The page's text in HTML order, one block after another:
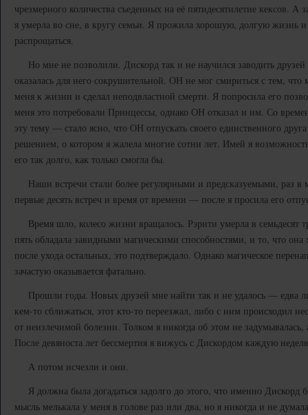
чрезмерного количества съеденных на её пятидесятилетие кексов. А
я умерла во сне, в кругу семьи. Я прожила хорошую, долгую жизнь и
распрощаться.
Но мне не позволили. Дискорд так и не научился заводить друзей
оказалась для него сокрушительной. ОН не мог смириться с тем,
меня к жизни и сделал неподвластной смерти. Я попросила его
меня это потребовали Принцессы, однако ОН отказал и им. Со
эту тему — стало ясно, что ОН отпускать своего единственного
решением, о котором я жалела многие сотни лет. Имей я
его так долго, как только смогла бы.
Наши встречи стали более регулярными и предсказуемыми, раз в
первые десять встреч и время от времени — после я просила его
Время шло, колесо жизни вращалось. Рэрити умерла в семьдесят
пять обладала завидными магическими способностями, и то, что она
после ухода остальных, это подтверждало. Однако магическое
зачастую оказывается фатально.
Прошли годы. Новых друзей мне найти так и не удалось — едва ли
кем-то сближаться, этот кто-то переезжал, либо с ним происходил
от неизлечимой болезни. Толком я никогда об этом не задумывалась,
После девяноста лет бессмертия я вижусь с Дискордом каждую
А потом исчезли и они.
Я должна была догадаться задолго до этого, что именно Дискорд
мысль мелькала у меня в голове раз или два, но я никогда и не